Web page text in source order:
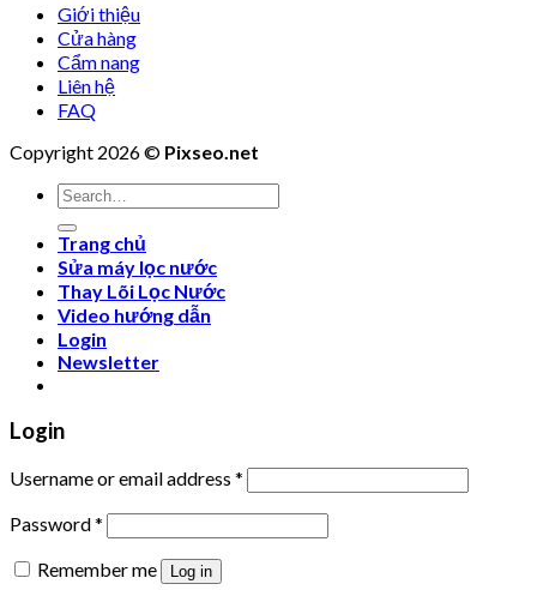
Giới thiệu
Cửa hàng
Cẩm nang
Liên hệ
FAQ
Copyright 2026 © Pixseo.net
Search
for:
Trang chủ
Sửa máy lọc nước
Thay Lõi Lọc Nước
Video hướng dẫn
Login
Newsletter
Login
Username or email address *
Password*
Remember me
Log in